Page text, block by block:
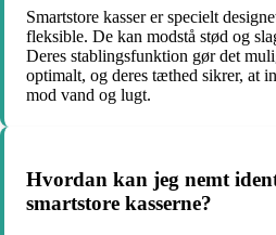
Smartstore kasser er specielt
fleksible. De kan modstå stød og
Deres stablingsfunktion gør det
optimalt, og deres tæthed sikrer, at
mod vand og lugt.
Hvordan kan jeg nemt
smartstore kasserne?